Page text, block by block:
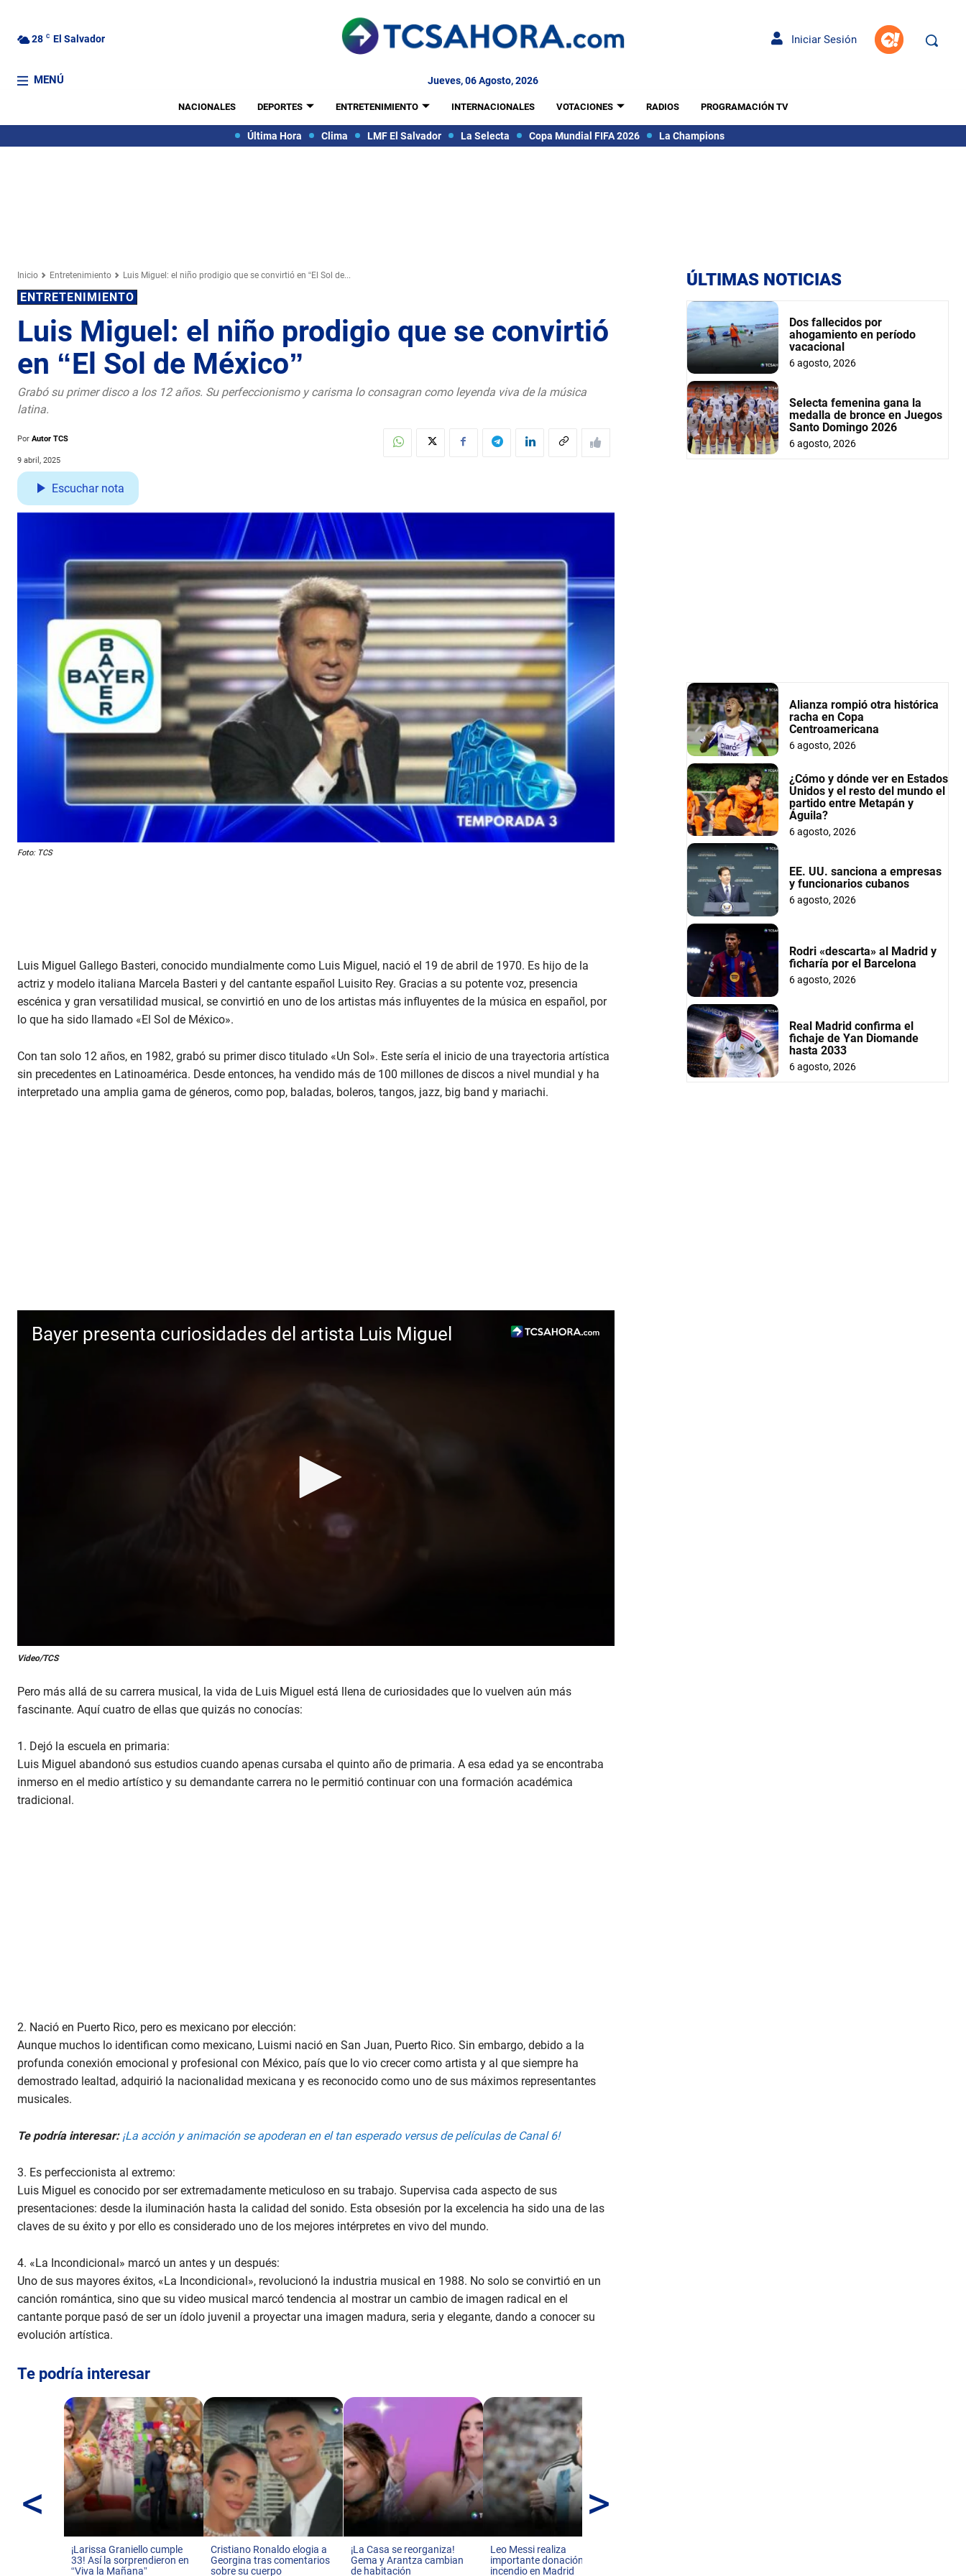
28 C El Salvador Iniciar Sesión
MENÚ Jueves, 06 Agosto, 2026
NACIONALES DEPORTES ENTRETENIMIENTO INTERNACIONALES VOTACIONES RADIOS PROGRAMACIÓN TV
Última Hora Clima LMF El Salvador La Selecta Copa Mundial FIFA 2026 La Champions
Inicio Entretenimiento Luis Miguel: el niño prodigio que se convirtió en “El Sol de...
ENTRETENIMIENTO
Luis Miguel: el niño prodigio que se convirtió
en “El Sol de México”
Grabó su primer disco a los 12 años. Su perfeccionismo y carisma lo consagran como leyenda viva de la música
latina.
Por Autor TCS
9 abril, 2025
Escuchar nota
Foto: TCS
Luis Miguel Gallego Basteri, conocido mundialmente como Luis Miguel, nació el 19 de abril de 1970. Es hijo de la
actriz y modelo italiana Marcela Basteri y del cantante español Luisito Rey. Gracias a su potente voz, presencia
escénica y gran versatilidad musical, se convirtió en uno de los artistas más influyentes de la música en español, por
lo que ha sido llamado «El Sol de México».
Con tan solo 12 años, en 1982, grabó su primer disco titulado «Un Sol». Este sería el inicio de una trayectoria artística
sin precedentes en Latinoamérica. Desde entonces, ha vendido más de 100 millones de discos a nivel mundial y ha
interpretado una amplia gama de géneros, como pop, baladas, boleros, tangos, jazz, big band y mariachi.
Bayer presenta curiosidades del artista Luis Miguel
s
c
o
n
o
f
5
2
s
e
Video/TCS
Pero más allá de su carrera musical, la vida de Luis Miguel está llena de curiosidades que lo vuelven aún más
fascinante. Aquí cuatro de ellas que quizás no conocías:
1. Dejó la escuela en primaria:
Luis Miguel abandonó sus estudios cuando apenas cursaba el quinto año de primaria. A esa edad ya se encontraba
inmerso en el medio artístico y su demandante carrera no le permitió continuar con una formación académica
tradicional.
2. Nació en Puerto Rico, pero es mexicano por elección:
Aunque muchos lo identifican como mexicano, Luismi nació en San Juan, Puerto Rico. Sin embargo, debido a la
profunda conexión emocional y profesional con México, país que lo vio crecer como artista y al que siempre ha
demostrado lealtad, adquirió la nacionalidad mexicana y es reconocido como uno de sus máximos representantes
musicales.
Te podría interesar: ¡La acción y animación se apoderan en el tan esperado versus de películas de Canal 6!
3. Es perfeccionista al extremo:
Luis Miguel es conocido por ser extremadamente meticuloso en su trabajo. Supervisa cada aspecto de sus
presentaciones: desde la iluminación hasta la calidad del sonido. Esta obsesión por la excelencia ha sido una de las
claves de su éxito y por ello es considerado uno de los mejores intérpretes en vivo del mundo.
4. «La Incondicional» marcó un antes y un después:
Uno de sus mayores éxitos, «La Incondicional», revolucionó la industria musical en 1988. No solo se convirtió en un
canción romántica, sino que su video musical marcó tendencia al mostrar un cambio de imagen radical en el
cantante porque pasó de ser un ídolo juvenil a proyectar una imagen madura, seria y elegante, dando a conocer su
evolución artística.
Te podría interesar
<
¡Larissa Graniello cumple
33! Así la sorprendieron en
“Viva la Mañana”
Cristiano Ronaldo elogia a
Georgina tras comentarios
sobre su cuerpo
¡La Casa se reorganiza!
Gema y Arantza cambian
de habitación
Leo Messi realiza
importante donación tras
incendio en Madrid
>
ÚLTIMAS NOTICIAS
Dos fallecidos por
ahogamiento en período
vacacional
6 agosto, 2026
Selecta femenina gana la
medalla de bronce en Juegos
Santo Domingo 2026
6 agosto, 2026
Alianza rompió otra histórica
racha en Copa
Centroamericana
6 agosto, 2026
¿Cómo y dónde ver en Estados
Unidos y el resto del mundo el
partido entre Metapán y
Águila?
6 agosto, 2026
EE. UU. sanciona a empresas
y funcionarios cubanos
6 agosto, 2026
Rodri «descarta» al Madrid y
ficharía por el Barcelona
6 agosto, 2026
Real Madrid confirma el
fichaje de Yan Diomande
hasta 2033
6 agosto, 2026